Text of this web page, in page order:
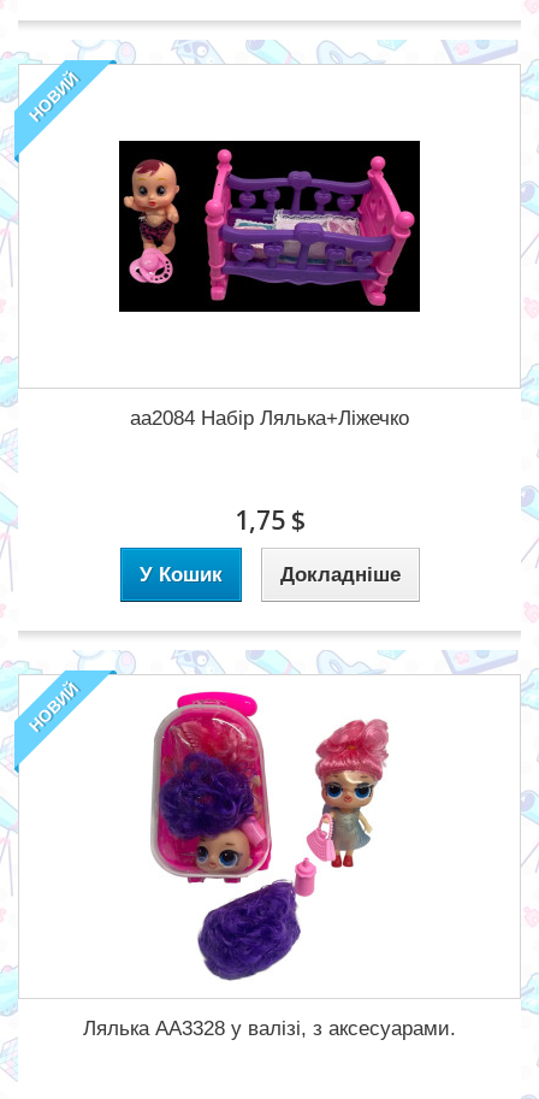
НОВИЙ
aa2084 Набір Лялька+Ліжечко
1,75 $
У Кошик Докладніше
НОВИЙ
Лялька АА3328 у валізі, з аксесуарами.